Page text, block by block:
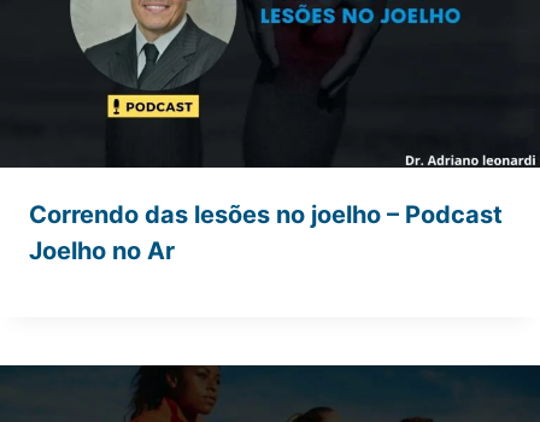
Correndo das lesões no joelho – Podcast
Joelho no Ar